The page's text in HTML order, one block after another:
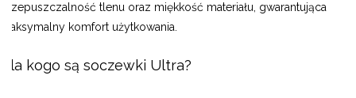
przepuszczalność tlenu oraz miękkość materiału, gwarantująca
maksymalny komfort użytkowania.
Dla kogo są soczewki Ultra?